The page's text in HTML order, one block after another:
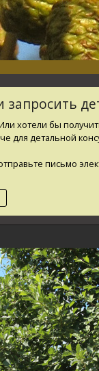
запросить
Или хотели бы
для детальной
письмо